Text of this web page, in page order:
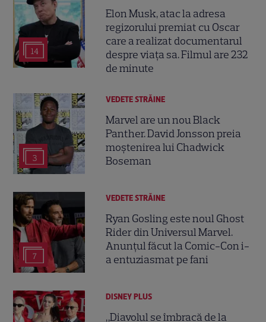
14
Elon Musk, atac la adresa
regizorului premiat cu Oscar
care a realizat documentarul
despre viața sa. Filmul are 232
de minute
3
VEDETE STRĂINE
Marvel are un nou Black
Panther. David Jonsson preia
moștenirea lui Chadwick
Boseman
7
VEDETE STRĂINE
Ryan Gosling este noul Ghost
Rider din Universul Marvel.
Anunțul făcut la Comic-Con i-
a entuziasmat pe fani
DISNEY PLUS
„Diavolul se îmbracă de la